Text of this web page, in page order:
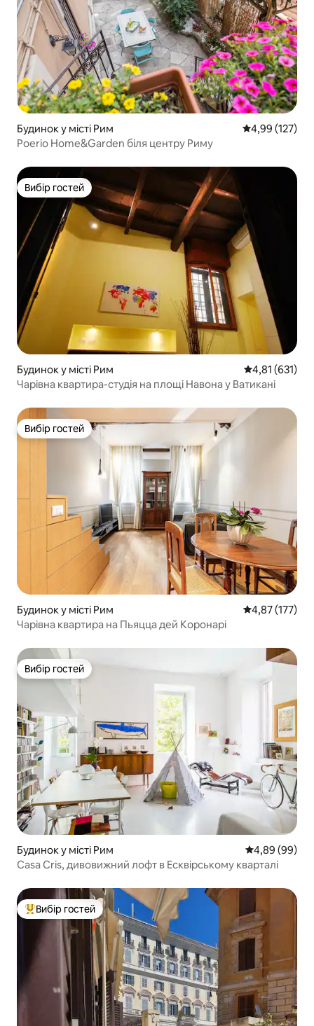
Будинок у місті Рим Середня
4,99 (127)
Poerio Home&Garden біля центру Риму
Вибір гостей
Вибір гостей
Будинок у місті Рим Середня
4,81 (631)
Чарівна квартира-студія на площі Навона у Ватикані
Вибір гостей
Вибір гостей
Будинок у місті Рим Середня
4,87 (177)
Чарівна квартира на Пьяцца дей Коронарі
Вибір гостей
Вибір гостей
Будинок у місті Рим Середня
4,89 (99)
Casa Cris, дивовижний лофт в Есквірському кварталі
Топ вибір гостей
Вибір гостей